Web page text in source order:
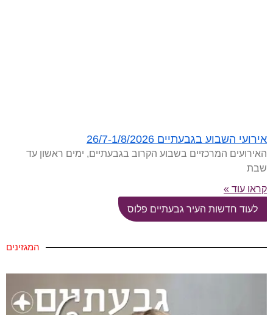
אירועי השבוע בגבעתיים 26/7-1/8/2026
האירועים המרכזיים בשבוע הקרוב בגבעתיים, ימים ראשון עד
שבת
קראו עוד »
לעוד חדשות העיר גבעתיים פלוס
המגזינים